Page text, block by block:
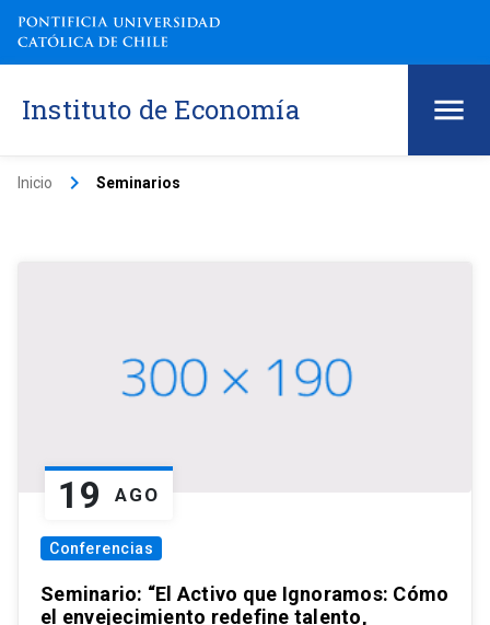
Instituto de Economía
Inicio keyboard_arrow_right Seminarios
19 AGO
Conferencias
Seminario: “El Activo que Ignoramos: Cómo
el envejecimiento redefine talento,